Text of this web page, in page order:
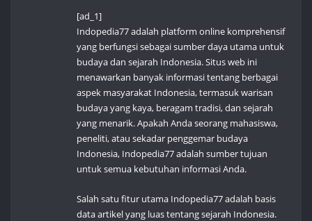
[ad_1]
Indopedia77 adalah platform online komprehensif
yang berfungsi sebagai sumber daya utama untuk
budaya dan sejarah Indonesia. Situs web ini
menawarkan banyak informasi tentang berbagai
aspek masyarakat Indonesia, termasuk warisan
budaya yang kaya, beragam tradisi, dan sejarah
yang menarik. Apakah Anda seorang mahasiswa,
peneliti, atau sekadar penggemar budaya
Indonesia, Indopedia77 adalah sumber tujuan
untuk semua kebutuhan informasi Anda.
Salah satu fitur utama Indopedia77 adalah basis
data artikel yang luas tentang sejarah Indonesia.